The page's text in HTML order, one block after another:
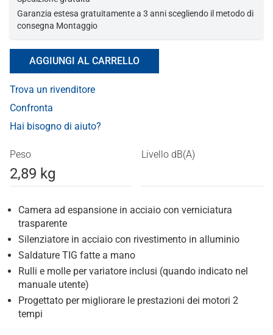
Garanzia estesa gratuitamente a 3 anni scegliendo il metodo di
consegna Montaggio
AGGIUNGI AL CARRELLO
Trova un rivenditore
Confronta
Hai bisogno di aiuto?
Peso
2,89 kg
Livello dB(A)
Camera ad espansione in acciaio con verniciatura
trasparente
Silenziatore in acciaio con rivestimento in alluminio
Saldature TIG fatte a mano
Rulli e molle per variatore inclusi (quando indicato nel
manuale utente)
Progettato per migliorare le prestazioni dei motori 2
tempi